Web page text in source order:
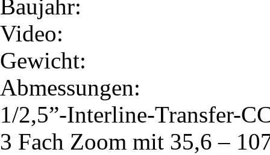
Baujahr:
Video:
Gewicht:
Abmessungen:
1/2,5”-Interline-Transfer-
3 Fach Zoom mit 35,6 –